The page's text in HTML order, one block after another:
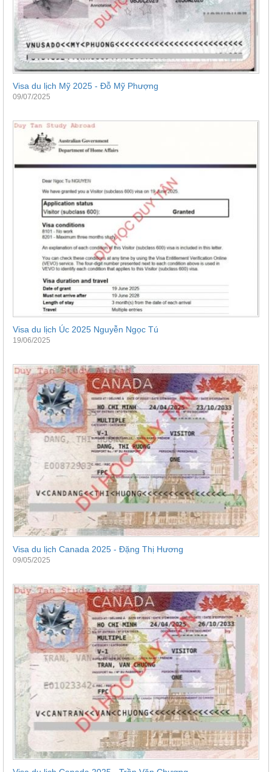
Visa du lịch Mỹ 2025 - Đỗ Mỹ Phượng
09/07/2025
Visa du lịch Úc 2025 Nguyễn Ngọc Tú
19/06/2025
Visa du lịch Canada 2025 - Đặng Thị Hương
09/05/2025